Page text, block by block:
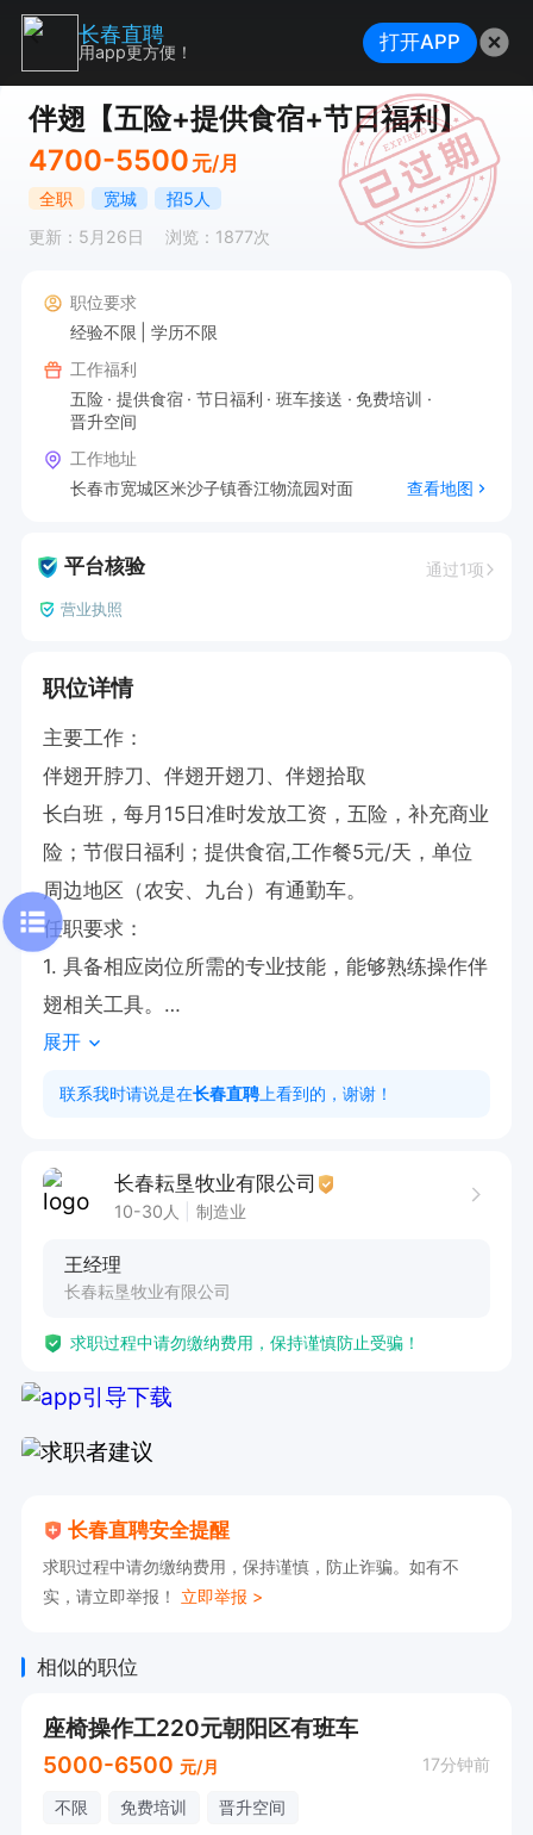
伴翅【五险+提供食宿+节日福利】
4700-5500 元/月
全职 宽城
招5人
更新：5月26日
浏览：1877次
职位要求
经验不限
学历不限
工作福利
五险
提供食宿 节日福利 班车接送
免费培训
晋升空间
工作地址
长春市宽城区米沙子镇香江物流园对面
查看地图
平台核验 通过1项
营业执照
职位详情
主要工作：
伴翅开脖刀、伴翅开翅刀、伴翅拾取
长白班，每月15日准时发放工资，五险，补充商业
险；节假日福利；提供食宿,工作餐5元/天，单位
周边地区（农安、九台）有通勤车。
任职要求：
1. 具备相应岗位所需的专业技能，能够熟练操作伴
翅相关工具。
2. 工作态度认真负责，注重细节，确保工作质
量。
合。
展开
联系我时请说是在长春直聘 上看到的，谢谢！
长春耘垦牧业有限公司
10-30人 制造业
王经理
长春耘垦牧业有限公司
求职过程中请勿缴纳费用，保持谨慎防止受骗！
长春直聘安全提醒
求职过程中请勿缴纳费用，保持谨慎，防止诈骗。如有不
实，请立即举报！ 立即举报 >
相似的职位
座椅操作工220元朝阳区有班车
5000-6500 元/月 17分钟前
不限 免费培训 晋升空间
长春直聘
用app更方便！ 打开APP